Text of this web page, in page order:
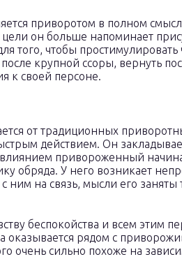
приворотом в полном
он больше напоминает
того, чтобы
крупной ссоры, вернуть
к своей персоне.
от традиционных
действием. Он
привороженный
обряда. У него возникает
ним на связь, мысли его
беспокойства и всем этим
оказывается рядом с
очень сильно похоже на